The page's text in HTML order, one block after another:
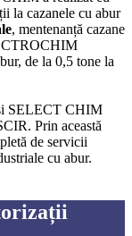
la cazanele cu abur
, mentenanță cazane
de la 0,5 tone la
SELECT CHIM
Prin această
de servicii
cu abur.